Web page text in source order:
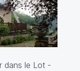
dans le Lot -